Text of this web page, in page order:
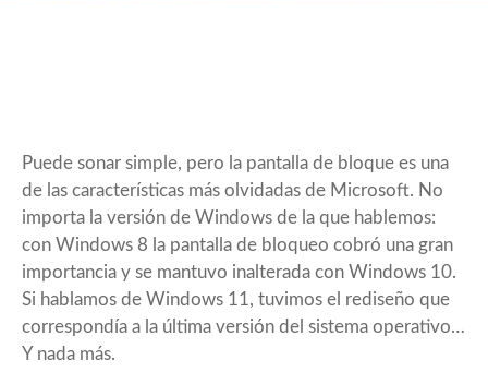
Puede sonar simple, pero la pantalla de bloque es una
de las características más olvidadas de Microsoft. No
importa la versión de Windows de la que hablemos:
con Windows 8 la pantalla de bloqueo cobró una gran
importancia y se mantuvo inalterada con Windows 10.
Si hablamos de Windows 11, tuvimos el rediseño que
correspondía a la última versión del sistema operativo…
Y nada más.